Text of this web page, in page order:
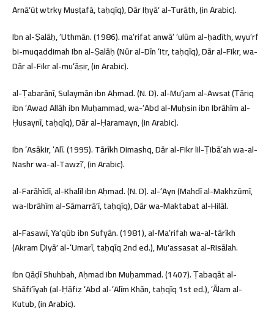
Arnāʼūṭ wtrky Muṣṭafá, taḥqīq), Dār Iḥyāʼ al-Turāth, (in Arabic).
Ibn al-Ṣalāḥ, ʻUthmān. (1986). maʻrifat anwāʻ ʻulūm al-ḥadīth, wyuʻrf
bi-muqaddimah Ibn al-Ṣalāḥ (Nūr al-Dīn ʻItr, taḥqīq), Dār al-Fikr, wa-
Dār al-Fikr al-muʻāṣir, (in Arabic).
al-Ṭabarānī, Sulaymān ibn Aḥmad. (N. D). al-Muʻjam al-Awsaṭ (Ṭāriq
ibn ʻAwaḍ Allāh ibn Muḥammad, wa-ʻAbd al-Muḥsin ibn Ibrāhīm al-
Ḥusaynī, taḥqīq), Dār al-Ḥaramayn, (in Arabic).
Ibn ʻAsākir, ʻAlī. (1995). Tārīkh Dimashq, Dār al-Fikr lil-Ṭibāʻah wa-al-
Nashr wa-al-Tawzīʻ, (in Arabic).
al-Farāhīdī, al-Khalīl ibn Aḥmad. (N. D). al-ʻAyn (Mahdī al-Makhzūmī,
wa-Ibrāhīm al-Sāmarrāʼī, taḥqīq), Dār wa-Maktabat al-Hilāl.
al-Fasawī, Yaʻqūb ibn Sufyān. (1981), al-Maʻrifah wa-al-tārīkh
(Akram Ḍiyāʼ al-ʻUmarī, taḥqīq 2nd ed.), Muʼassasat al-Risālah.
Ibn Qāḍī Shuhbah, Aḥmad ibn Muḥammad. (1407). Ṭabaqāt al-
Shāfiʻīyah (al-Ḥāfiẓ ʻAbd al-ʻAlīm Khān, taḥqīq 1st ed.), ʻĀlam al-
Kutub, (in Arabic).